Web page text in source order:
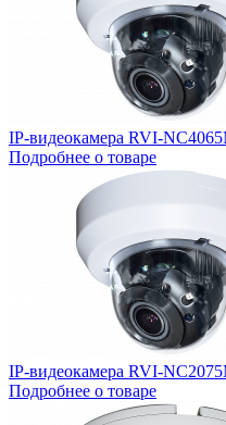
IP-видеокамера RVI-
Подробнее о товаре
IP-видеокамера RVI-
Подробнее о товаре